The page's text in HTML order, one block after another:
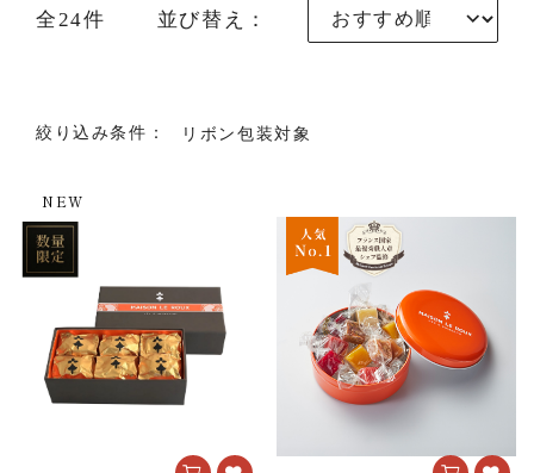
全24件 並び替え：
絞り込み条件： リボン包装対象
NEW